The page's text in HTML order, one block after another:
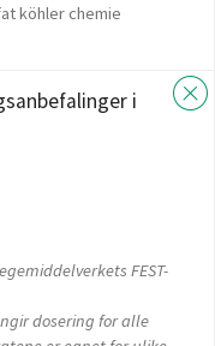
köhler chemie
i
FEST-
dosering for alle